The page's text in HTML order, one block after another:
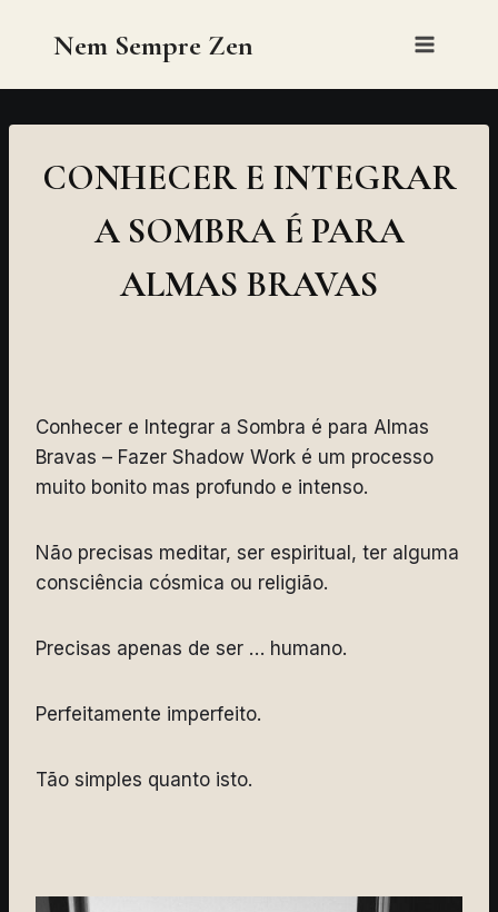
Nem Sempre Zen
CONHECER E INTEGRAR
A SOMBRA É PARA
ALMAS BRAVAS
Conhecer e Integrar a Sombra é para Almas
Bravas – Fazer Shadow Work é um processo
muito bonito mas profundo e intenso.
Não precisas meditar, ser espiritual, ter alguma
consciência cósmica ou religião.
Precisas apenas de ser … humano.
Perfeitamente imperfeito.
Tão simples quanto isto.